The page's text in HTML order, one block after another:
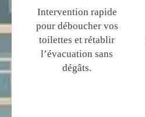
Intervention rapide
pour déboucher vos
toilettes et rétablir
l’évacuation sans
dégâts.